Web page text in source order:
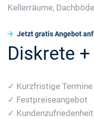
Kellerräume,
Jetzt gratis Angebot
Diskrete
✓ Kurzfristige Termine
✓ Festpreiseangebot
✓ Kundenzufriedenheit